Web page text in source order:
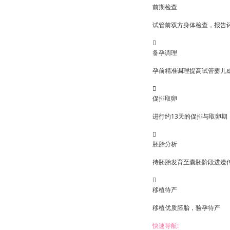
前期检查
试管前双方身体检查，报告

备孕调理
孕前精准调理提高试管婴儿

促排取卵
进行约13天的促排与取卵期

胚胎分析
待胚胎发育至囊胚阶段进遗

移植待产
移植优质胚胎，验孕待产
快速导航: